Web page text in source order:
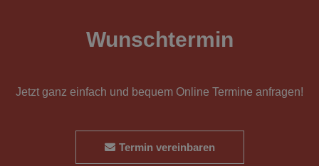
Wunschtermin
Jetzt ganz einfach und bequem Online Termine anfragen!
Termin vereinbaren